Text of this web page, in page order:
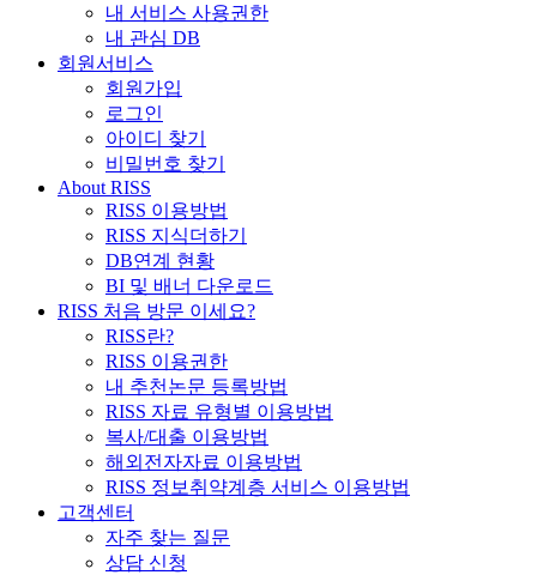
내 서비스 사용권한
내 관심 DB
회원서비스
회원가입
로그인
아이디 찾기
비밀번호 찾기
About RISS
RISS 이용방법
RISS 지식더하기
DB연계 현황
BI 및 배너 다운로드
RISS 처음 방문 이세요?
RISS란?
RISS 이용권한
내 추천논문 등록방법
RISS 자료 유형별 이용방법
복사/대출 이용방법
해외전자자료 이용방법
RISS 정보취약계층 서비스 이용방법
고객센터
자주 찾는 질문
상담 신청